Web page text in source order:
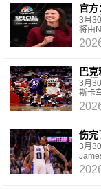
官方
3月
将由
琳·
巴
取得
3月
斯卡
分，
伤完
3月
痛）